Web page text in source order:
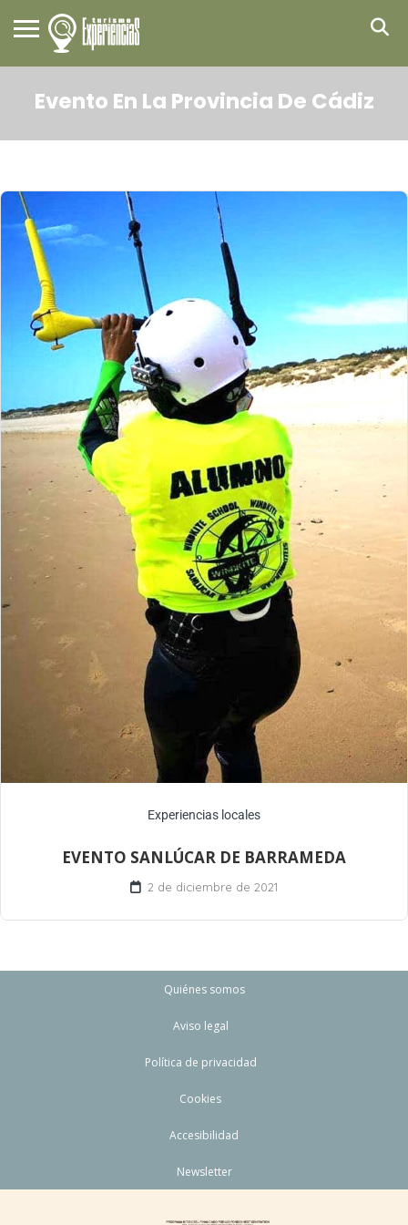
Evento En La Provincia De Cádiz
Experiencias locales
EVENTO SANLÚCAR DE BARRAMEDA
2 de diciembre de 2021
Quiénes somos
Aviso legal
Política de privacidad
Cookies
Accesibilidad
Newsletter